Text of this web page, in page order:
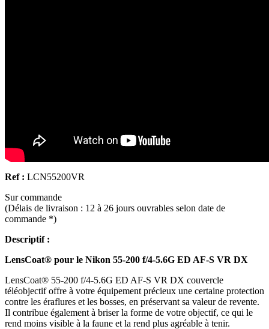
Ref : LCN55200VR
Sur commande
(Délais de livraison : 12 à 26 jours ouvrables selon date de
commande *)
Descriptif :
LensCoat® pour le Nikon 55-200 f/4-5.6G ED AF-S VR DX
LensCoat® 55-200 f/4-5.6G ED AF-S VR DX couvercle
téléobjectif offre à votre équipement précieux une certaine protection
contre les éraflures et les bosses, en préservant sa valeur de revente.
Il contribue également à briser la forme de votre objectif, ce qui le
rend moins visible à la faune et la rend plus agréable à tenir.